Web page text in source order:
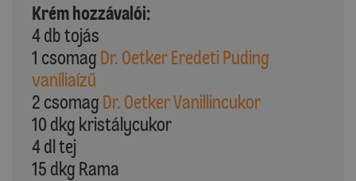
Krém hozzávalói:
4 db tojás
1 csomag Dr. Oetker Eredeti Puding
vaníliaízű
2 csomag Dr. Oetker Vanillincukor
10 dkg kristálycukor
4 dl tej
15 dkg Rama